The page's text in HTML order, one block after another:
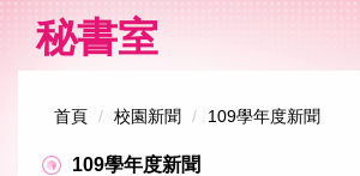
主
秘書室
首頁 校園新聞 109學年度新聞
109學年度新聞